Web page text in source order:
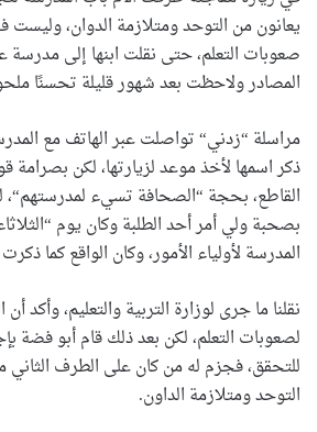
يعانون من التوحد ومتلازمة الدوان،
صعوبات التعلم، حتى نقلت ابنها إلى
المصادر ولاحظت بعد شهور قليلة تحسنًا
مراسلة “زدني“ تواصلت عبر الهاتف مع
ذكر اسمها لأخذ موعد لزيارتها، لكن بصرامة
القاطع، بحجة “الصحافة تسيء
بصحبة ولي أمر أحد الطلبة وكان يوم
المدرسة لأولياء الأمور، وكان الواقع كما
نقلنا ما جرى لوزارة التربية والتعليم،
لصعوبات التعلم، لكن بعد ذلك قام أبو فضة
للتحقق، فجزم له من كان على الطرف الثاني
التوحد ومتلازمة الداون.